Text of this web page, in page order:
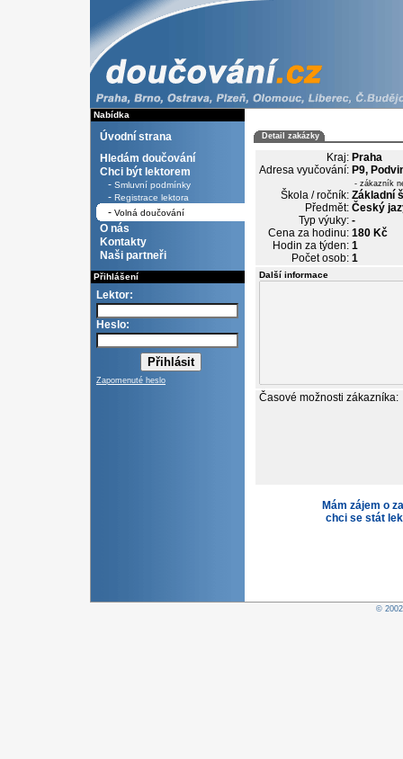
Nabídka
Úvodní strana
Hledám doučování
Chci být lektorem
- Smluvní podmínky
- Registrace lektora
- Volná doučování
O nás
Kontakty
Naši partneři
Přihlášení
Lektor:
Heslo:
Zapomenuté heslo
Detail zakázky
Kraj: Praha
Adresa vyučování: P9,
- zákazník
Škola / ročník: Základní
Předmět: Český
Typ výuky: -
Cena za hodinu: 180 Kč
Hodin za týden: 1
Počet osob: 1
Další informace
Časové možnosti zákazníka:
Mám zájem o
chci se stát
©